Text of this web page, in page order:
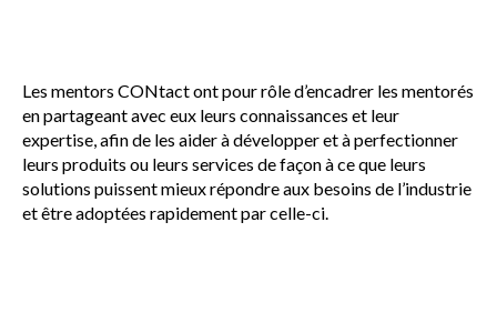
menu
Sceau d’or
Show
Événements
Les mentors CONtact ont pour rôle d’encadrer les mentorés
en partageant avec eux leurs connaissances et leur
expertise, afin de les aider à développer et à perfectionner
leurs produits ou leurs services de façon à ce que leurs
solutions puissent mieux répondre aux besoins de l’industrie
et être adoptées rapidement par celle-ci.